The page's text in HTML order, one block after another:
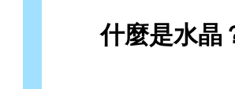
什麼是水晶